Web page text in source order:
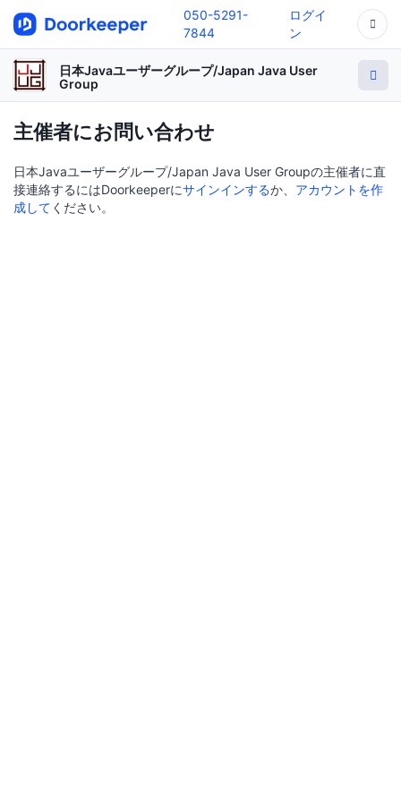
050-5291-
7844
ログイ
ン
日本Javaユーザーグループ/Japan Java User
Group
主催者にお問い合わせ
日本Javaユーザーグループ/Japan Java User Groupの主催者に直
接連絡するにはDoorkeeperにサインインするか、 アカウントを作
成して ください。